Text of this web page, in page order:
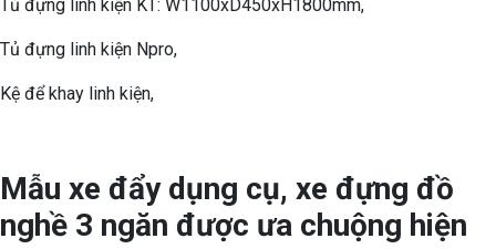
Tủ đựng linh kiện KT: W1100xD450xH1800mm,
Tủ đựng linh kiện Npro,
Kệ để khay linh kiện,
Mẫu xe đẩy dụng cụ, xe đựng đồ
nghề 3 ngăn được ưa chuộng hiện